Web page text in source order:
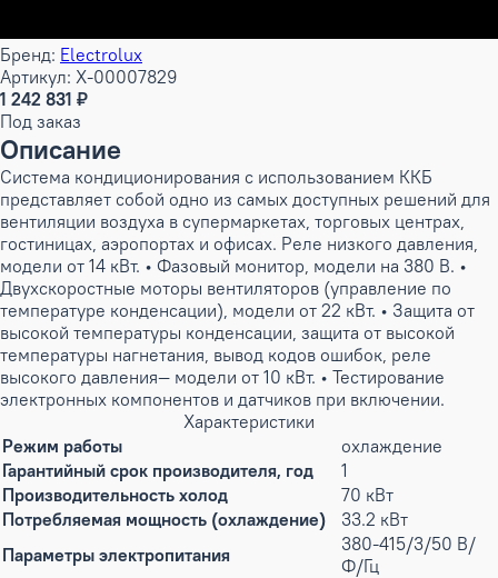
Бренд: Electrolux
Артикул: X-00007829
1 242 831 ₽
Под заказ
Описание
Система кондиционирования с использованием ККБ
представляет собой одно из самых доступных решений для
вентиляции воздуха в супермаркетах, торговых центрах,
гостиницах, аэропортах и офисах. Реле низкого давления,
модели от 14 кВт. • Фазовый монитор, модели на 380 В. •
Двухскоростные моторы вентиляторов (управление по
температуре конденсации), модели от 22 кВт. • Защита от
высокой температуры конденсации, защита от высокой
температуры нагнетания, вывод кодов ошибок, реле
высокого давления— модели от 10 кВт. • Тестирование
электронных компонентов и датчиков при включении.
Характеристики
Режим работы
охлаждение
Гарантийный срок производителя, год
1
Производительность холод
70 кВт
Потребляемая мощность (охлаждение)
33.2 кВт
Параметры электропитания
380-415/3/50 В/
Ф/Гц